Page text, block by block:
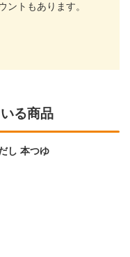
ントもあります。
る商品
し 本つゆ